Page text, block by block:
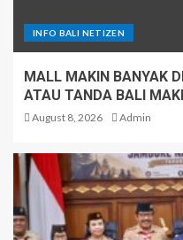
INFO BALI NETIZEN
MALL MAKIN BANYAK
ATAU TANDA BALI
August 8, 2026 Admin